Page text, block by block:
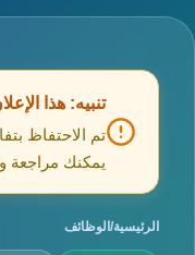
تنبيه: هذا
تم الاحتفاظ
يمكنك مراجعة
الرئيسية/ الوظائف